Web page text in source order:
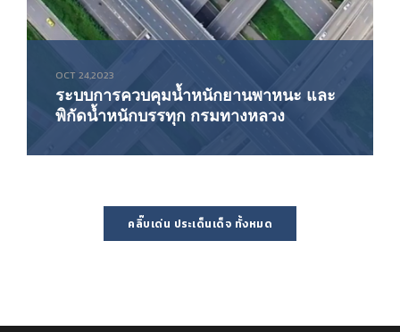
OCT 24,2023
ระบบการควบคุมน้ำหนักยานพาหนะ และ
พิกัดน้ำหนักบรรทุก กรมทางหลวง
คลิ๊บเด่น ประเด็นเด็จ ทั้งหมด